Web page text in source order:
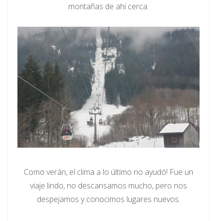
montañas de ahí cerca.
Como verán, el clima a lo último no ayudó! Fue un
viaje lindo, no descansamos mucho, pero nos
despejamos y conocimos lugares nuevos.